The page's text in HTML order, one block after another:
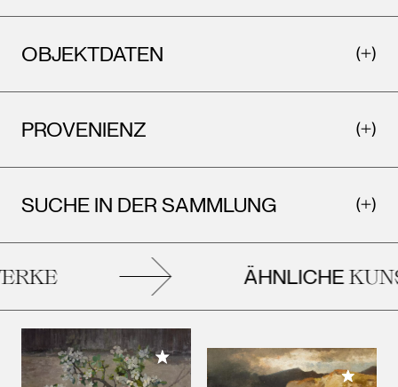
OBJEKTDATEN
PROVENIENZ
SUCHE IN DER SAMMLUNG
ÄHNLICHE
Meiner Sammlung hinzufügen
Meiner